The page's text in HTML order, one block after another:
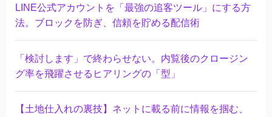
LINE公式アカウントを「最強の追客ツール」にする方
法。ブロックを防ぎ、信頼を貯める配信術
「検討します」で終わらせない。内覧後のクロージン
グ率を飛躍させるヒアリングの「型」
【土地仕入れの裏技】ネットに載る前に情報を掴む、